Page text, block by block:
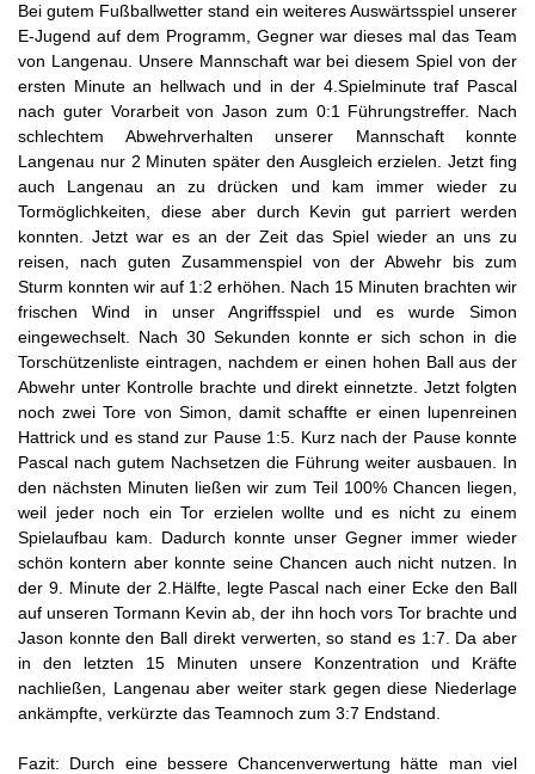
Bei gutem Fußballwetter stand ein weiteres Auswärtsspiel unserer
E-Jugend auf dem Programm, Gegner war dieses mal das Team
von Langenau. Unsere Mannschaft war bei diesem Spiel von der
ersten Minute an hellwach und in der 4.Spielminute traf Pascal
nach guter Vorarbeit von Jason zum 0:1 Führungstreffer. Nach
schlechtem Abwehrverhalten unserer Mannschaft konnte
Langenau nur 2 Minuten später den Ausgleich erzielen. Jetzt fing
auch Langenau an zu drücken und kam immer wieder zu
Tormöglichkeiten, diese aber durch Kevin gut parriert werden
konnten. Jetzt war es an der Zeit das Spiel wieder an uns zu
reisen, nach guten Zusammenspiel von der Abwehr bis zum
Sturm konnten wir auf 1:2 erhöhen. Nach 15 Minuten brachten wir
frischen Wind in unser Angriffsspiel und es wurde Simon
eingewechselt. Nach 30 Sekunden konnte er sich schon in die
Torschützenliste eintragen, nachdem er einen hohen Ball aus der
Abwehr unter Kontrolle brachte und direkt einnetzte. Jetzt folgten
noch zwei Tore von Simon, damit schaffte er einen lupenreinen
Hattrick und es stand zur Pause 1:5. Kurz nach der Pause konnte
Pascal nach gutem Nachsetzen die Führung weiter ausbauen. In
den nächsten Minuten ließen wir zum Teil 100% Chancen liegen,
weil jeder noch ein Tor erzielen wollte und es nicht zu einem
Spielaufbau kam. Dadurch konnte unser Gegner immer wieder
schön kontern aber konnte seine Chancen auch nicht nutzen. In
der 9. Minute der 2.Hälfte, legte Pascal nach einer Ecke den Ball
auf unseren Tormann Kevin ab, der ihn hoch vors Tor brachte und
Jason konnte den Ball direkt verwerten, so stand es 1:7. Da aber
in den letzten 15 Minuten unsere Konzentration und Kräfte
nachließen, Langenau aber weiter stark gegen diese Niederlage
ankämpfte, verkürzte das Teamnoch zum 3:7 Endstand.
Fazit: Durch eine bessere Chancenverwertung hätte man viel